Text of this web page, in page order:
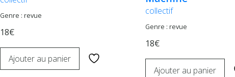
Genre : revue
18€
Ajouter au panier
collectif
Genre : revue
18€
Ajouter au panier